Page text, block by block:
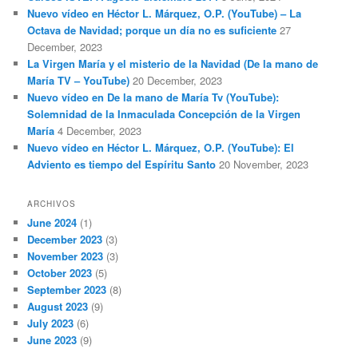
Nuevo vídeo en Héctor L. Márquez, O.P. (YouTube) – La
Octava de Navidad; porque un día no es suficiente 27
December, 2023
La Virgen María y el misterio de la Navidad (De la mano de
María TV – YouTube) 20 December, 2023
Nuevo vídeo en De la mano de María Tv (YouTube):
Solemnidad de la Inmaculada Concepción de la Virgen
María 4 December, 2023
Nuevo vídeo en Héctor L. Márquez, O.P. (YouTube): El
Adviento es tiempo del Espíritu Santo 20 November, 2023
ARCHIVOS
June 2024 (1)
December 2023 (3)
November 2023 (3)
October 2023 (5)
September 2023 (8)
August 2023 (9)
July 2023 (6)
June 2023 (9)